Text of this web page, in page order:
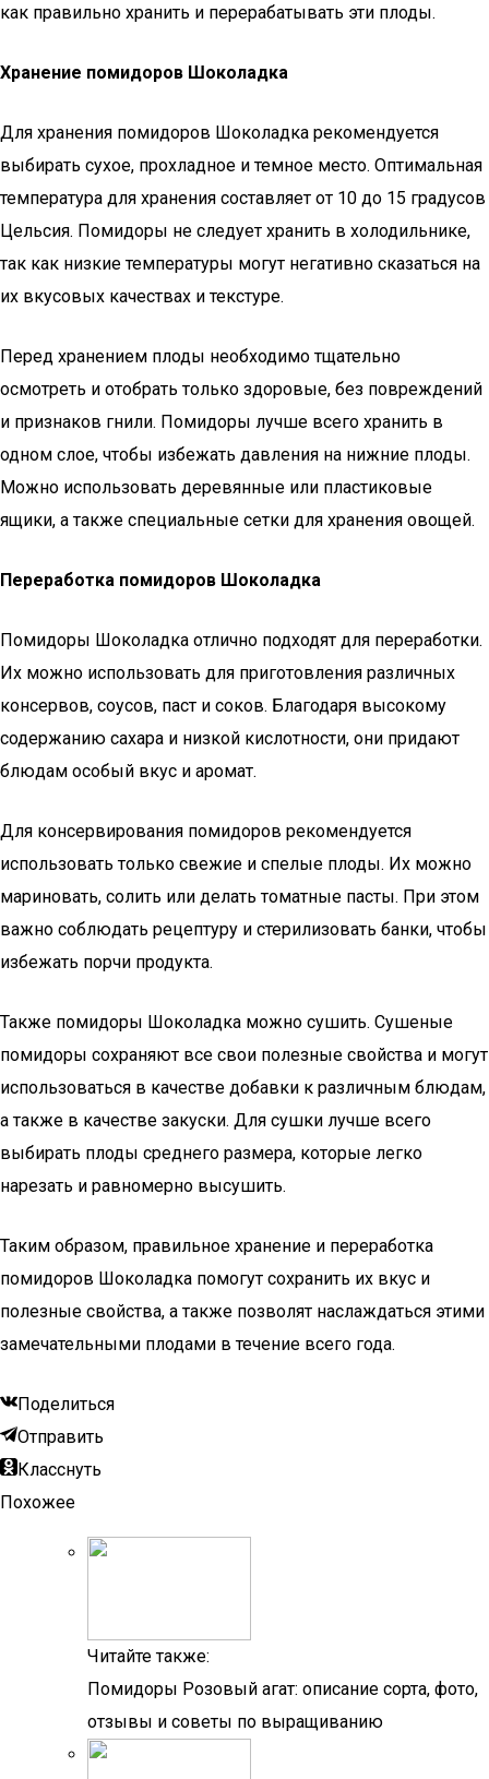
как правильно хранить и перерабатывать эти плоды.
Хранение помидоров Шоколадка
Для хранения помидоров Шоколадка рекомендуется
выбирать сухое, прохладное и темное место. Оптимальная
температура для хранения составляет от 10 до 15 градусов
Цельсия. Помидоры не следует хранить в холодильнике,
так как низкие температуры могут негативно сказаться на
их вкусовых качествах и текстуре.
Перед хранением плоды необходимо тщательно
осмотреть и отобрать только здоровые, без повреждений
и признаков гнили. Помидоры лучше всего хранить в
одном слое, чтобы избежать давления на нижние плоды.
Можно использовать деревянные или пластиковые
ящики, а также специальные сетки для хранения овощей.
Переработка помидоров Шоколадка
Помидоры Шоколадка отлично подходят для переработки.
Их можно использовать для приготовления различных
консервов, соусов, паст и соков. Благодаря высокому
содержанию сахара и низкой кислотности, они придают
блюдам особый вкус и аромат.
Для консервирования помидоров рекомендуется
использовать только свежие и спелые плоды. Их можно
мариновать, солить или делать томатные пасты. При этом
важно соблюдать рецептуру и стерилизовать банки, чтобы
избежать порчи продукта.
Также помидоры Шоколадка можно сушить. Сушеные
помидоры сохраняют все свои полезные свойства и могут
использоваться в качестве добавки к различным блюдам,
а также в качестве закуски. Для сушки лучше всего
выбирать плоды среднего размера, которые легко
нарезать и равномерно высушить.
Таким образом, правильное хранение и переработка
помидоров Шоколадка помогут сохранить их вкус и
полезные свойства, а также позволят наслаждаться этими
замечательными плодами в течение всего года.
Поделиться
Отправить
Класснуть
Похожее
Читайте также:
Помидоры Розовый агат: описание сорта, фото,
отзывы и советы по выращиванию